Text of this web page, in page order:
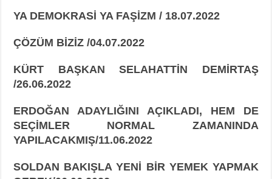
YA DEMOKRASİ YA FAŞİZM / 18.07.2022
ÇÖZÜM BİZİZ /04.07.2022
KÜRT BAŞKAN SELAHATTİN DEMİRTAŞ
/26.06.2022
ERDOĞAN ADAYLIĞINI AÇIKLADI, HEM DE
SEÇİMLER NORMAL ZAMANINDA
YAPILACAKMIŞ/11.06.2022
SOLDAN BAKIŞLA YENİ BİR YEMEK YAPMAK